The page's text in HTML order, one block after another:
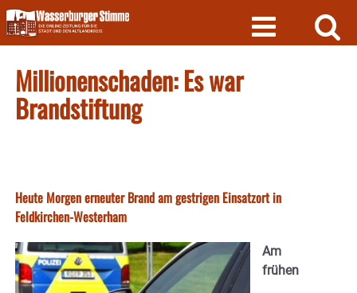
Skip
to
content
Millionenschaden: Es war
Brandstiftung
Heute Morgen erneuter Brand am gestrigen Einsatzort in
Feldkirchen-Westerham
Am
frühen